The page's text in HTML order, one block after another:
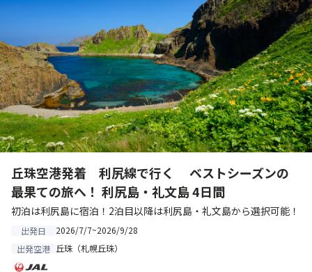
丘珠空港発着 利尻線で行く ベストシーズンの
最果ての旅へ！ 利尻島・礼文島 4日間
初泊は利尻島に宿泊！2泊目以降は利尻島・礼文島から選択可能！
出発日
2026/7/7~2026/9/28
出発空港 丘珠（札幌丘珠）